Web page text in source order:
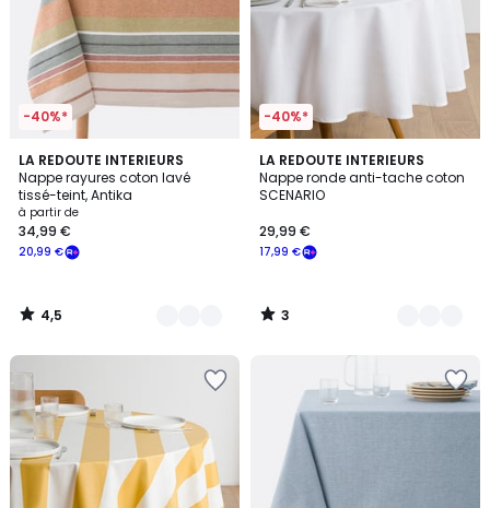
-40%*
LA REDOUTE INTERIEURS
Nappe rayures coton lavé
tissé-teint, Antika
à partir de
20,99 €
34,99 €
4,5
/ 5
3
Couleurs
4,5
/
-40%*
LA REDOUTE INTERIEURS
Nappe ronde anti-tache coton
SCENARIO
17,99 €
29,99 €
3
/
5
5
Couleurs
3
/